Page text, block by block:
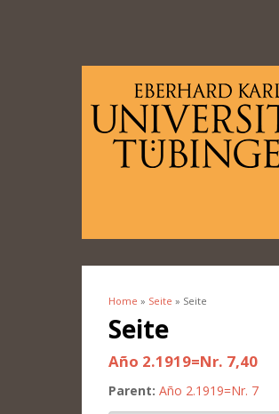
You are here
Home » Seite » Seite
Seite
Año 2.1919=Nr. 7,40
Parent: Año 2.1919=Nr. 7